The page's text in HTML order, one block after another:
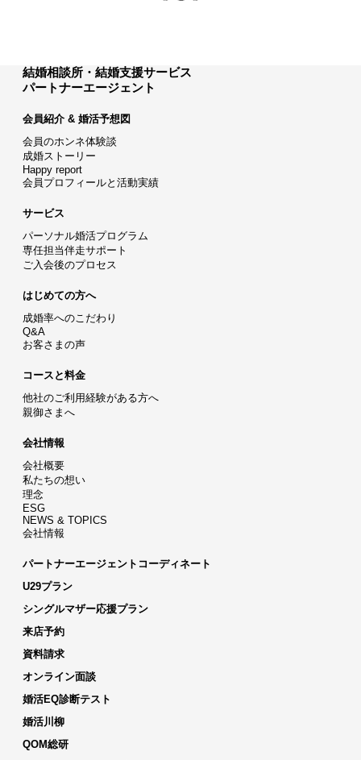
結婚相談所・結婚支援サービス
パートナーエージェント
会員紹介 & 婚活予想図
会員のホンネ体験談
成婚ストーリー
Happy report
会員プロフィールと活動実績
サービス
パーソナル婚活プログラム
専任担当伴走サポート
ご入会後のプロセス
はじめての方へ
成婚率へのこだわり
Q&A
お客さまの声
コースと料金
他社のご利用経験がある方へ
親御さまへ
会社情報
会社概要
私たちの想い
理念
ESG
NEWS & TOPICS
会社情報
パートナーエージェントコーディネート
U29プラン
シングルマザー応援プラン
来店予約
資料請求
オンライン面談
婚活EQ診断テスト
婚活川柳
QOM総研